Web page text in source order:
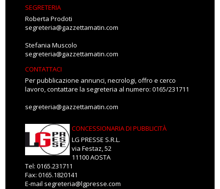
SEGRETERIA
Roberta Prodoti
segreteria@gazzettamatin.com
Stefania Muscolo
segreteria@gazzettamatin.com
CONTATTACI
Per pubblicazione annunci, necrologi, offro e cerco
lavoro, contattare la segreteria al numero: 0165/231711
segreteria@gazzettamatin.com
CONCESSIONARIA DI PUBBLICITÀ
LG PRESSE S.R.L.
via Festaz, 52
11100 AOSTA
Tel: 0165.231711
Fax: 0165.1820141
E-mail segreteria@lgpresse.com